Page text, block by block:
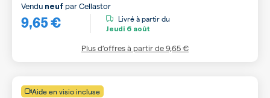
9,65 €
Vendu neuf parCellastor
Livré à partir du
Jeudi 6 août
Plus d’offres à partir de9,65 €
Aide en visio incluse